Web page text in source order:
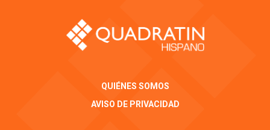
QUIÉNES SOMOS
AVISO DE PRIVACIDAD